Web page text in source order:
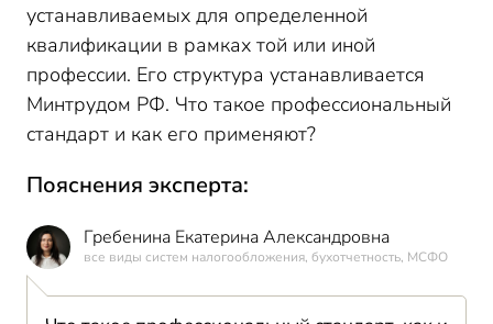
устанавливаемых для определенной
квалификации в рамках той или иной
профессии. Его структура устанавливается
Минтрудом РФ. Что такое профессиональный
стандарт и как его применяют?
Пояснения эксперта:
Гребенина Екатерина Александровна
все виды систем налогообложения, бухотчетность, МСФО